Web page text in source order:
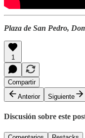
Plaza de San Pedro,
1
Compartir
Anterior
Siguiente
Discusión sobre este